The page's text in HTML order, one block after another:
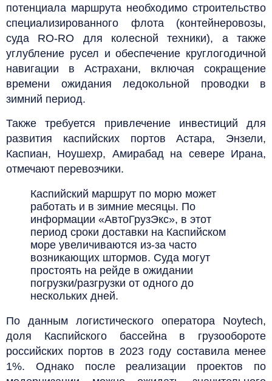
потенциала маршрута необходимо строительство
специализированного флота (контейнеровозы,
суда RO-RO для колесной техники), а также
углубление русел и обеспечение круглогодичной
навигации в Астрахани, включая сокращение
времени ожидания ледокольной проводки в
зимний период.
Также требуется привлечение инвестиций для
развития каспийских портов Астара, Энзели,
Каспиан, Ноушехр, Амирабад на севере Ирана,
отмечают перевозчики.
Каспийский маршрут по морю может
работать и в зимние месяцы. По
информации «АвтоГрузЭкс», в этот
период сроки доставки на Каспийском
море увеличиваются из-за часто
возникающих штормов. Суда могут
простоять на рейде в ожидании
погрузки/разгрузки от одного до
нескольких дней.
По данным логистического оператора Noytech,
доля Каспийского бассейна в грузообороте
российских портов в 2023 году составила менее
1%. Однако после реализации проектов по